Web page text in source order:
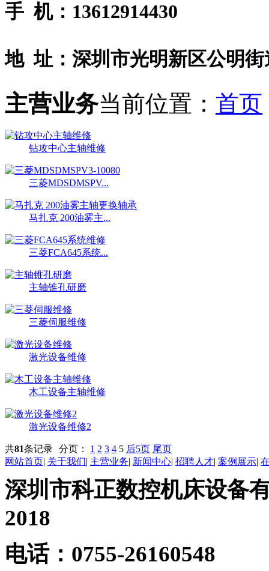
手 机：13612914430
地 址：深圳市光明新区公明街
主营业务当前位置： 首页
钻攻中心主轴维修
三菱MDSDMSPV...
马扎克 200油雾主...
三菱FCA645系统...
主轴锥孔研磨
三菱伺服维修
激光设备维修
木工设备主轴维修
激光设备维修2
共81条记录 分页： 1 2 3 4 5 后5页 尾页
网站首页| 关于我们| 主营业务| 新闻中心| 招聘人才| 案例展示|
深圳市科正数控机床设备
2018
电话：0755-26160548